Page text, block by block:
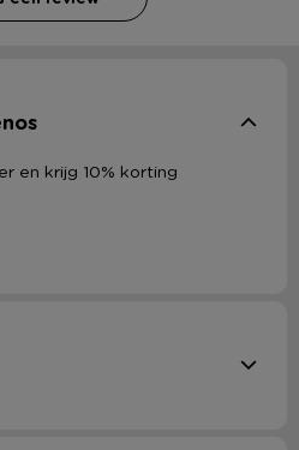
en krijg 10% korting